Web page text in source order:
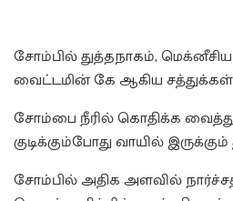
சோம்பில் துத்தநாகம்,
வைட்டமின் கே ஆகிய சத்துக்கள்
சோம்பை நீரில் கொதிக்க
குடிக்கும்போது வாயில்
சோம்பில் அதிக அளவில்